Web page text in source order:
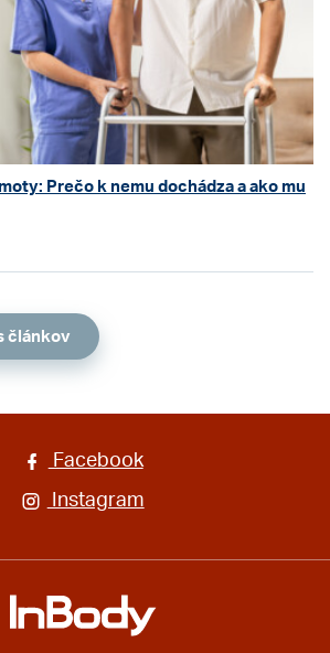
Prečo k nemu dochádza a ako mu
článkov
Facebook
Instagram